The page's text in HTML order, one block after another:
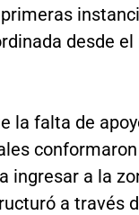
desde
la falta de
ingresar a la
a través